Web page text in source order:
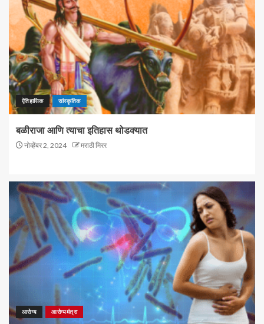
ऐतिहासिक सांस्कृतिक
बळीराजा आणि त्याचा इतिहास थोडक्यात
नोव्हेंबर 2, 2024 मराठी मिरर
आरोग्य आरोग्यमंत्रा